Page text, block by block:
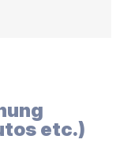
etc.)